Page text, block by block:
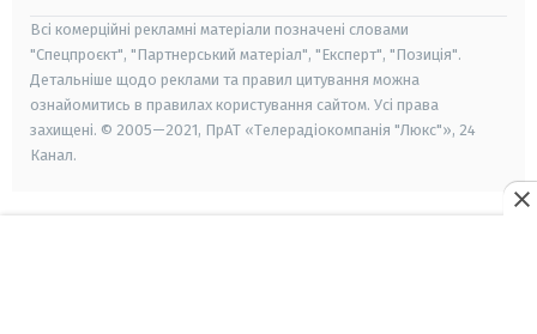
Всі комерційні рекламні матеріали позначені словами
"Спецпроєкт", "Партнерський матеріал", "Експерт", "Позиція".
Детальніше щодо реклами та правил цитування можна
ознайомитись в правилах користування сайтом. Усі права
захищені. © 2005—2021, ПрАТ «Телерадіокомпанія "Люкс"», 24
Канал.